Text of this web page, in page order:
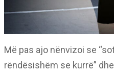
Më pas ajo nënvizoi se
rëndësishëm se kurrë”